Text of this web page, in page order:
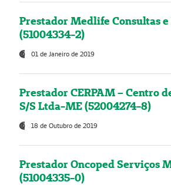
Prestador Medlife Consultas
(51004334-2)
01 de Janeiro de 2019
Prestador CERPAM – Centro
S/S Ltda-ME (52004274-8)
18 de Outubro de 2019
Prestador Oncoped Serviços
(51004335-0)